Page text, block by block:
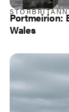
Portmeirion:
Wales